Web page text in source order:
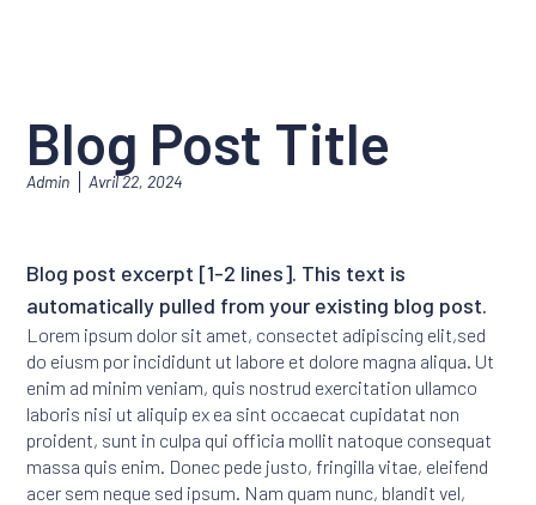
Blog Post Title
Admin Avril 22, 2024
Blog post excerpt [1-2 lines]. This text is
automatically pulled from your existing blog post.
Lorem ipsum dolor sit amet, consectet adipiscing elit,sed
do eiusm por incididunt ut labore et dolore magna aliqua. Ut
enim ad minim veniam, quis nostrud exercitation ullamco
laboris nisi ut aliquip ex ea sint occaecat cupidatat non
proident, sunt in culpa qui officia mollit natoque consequat
massa quis enim. Donec pede justo, fringilla vitae, eleifend
acer sem neque sed ipsum. Nam quam nunc, blandit vel,